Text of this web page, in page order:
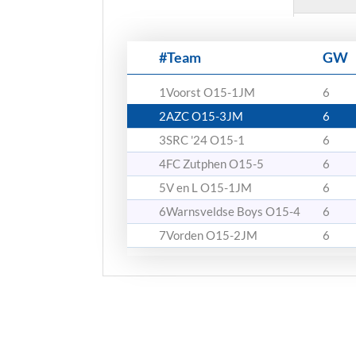
#Team GW
1Voorst O15-1JM
6
2AZC O15-3JM
6
3SRC '24 O15-1
6
4FC Zutphen O15-5
6
5V en L O15-1JM
6
6Warnsveldse Boys O15-4
6
7Vorden O15-2JM 6